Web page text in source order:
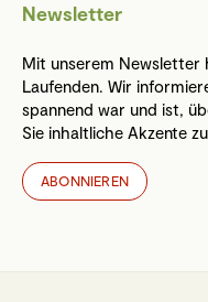
Newsletter
Mit unserem Newsletter
Laufenden. Wir
spannend war und ist,
Sie inhaltliche Akzente
ABONNIEREN